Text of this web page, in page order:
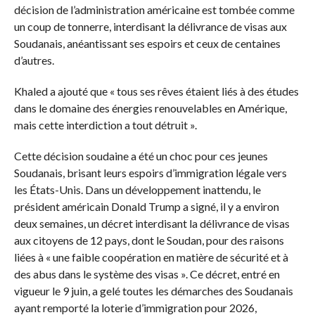
décision de l’administration américaine est tombée comme
un coup de tonnerre, interdisant la délivrance de visas aux
Soudanais, anéantissant ses espoirs et ceux de centaines
d’autres.
Khaled a ajouté que « tous ses rêves étaient liés à des études
dans le domaine des énergies renouvelables en Amérique,
mais cette interdiction a tout détruit ».
Cette décision soudaine a été un choc pour ces jeunes
Soudanais, brisant leurs espoirs d’immigration légale vers
les États-Unis. Dans un développement inattendu, le
président américain Donald Trump a signé, il y a environ
deux semaines, un décret interdisant la délivrance de visas
aux citoyens de 12 pays, dont le Soudan, pour des raisons
liées à « une faible coopération en matière de sécurité et à
des abus dans le système des visas ». Ce décret, entré en
vigueur le 9 juin, a gelé toutes les démarches des Soudanais
ayant remporté la loterie d’immigration pour 2026,